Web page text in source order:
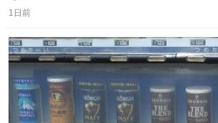
返
信
リ
ト
数
い
数
1日前